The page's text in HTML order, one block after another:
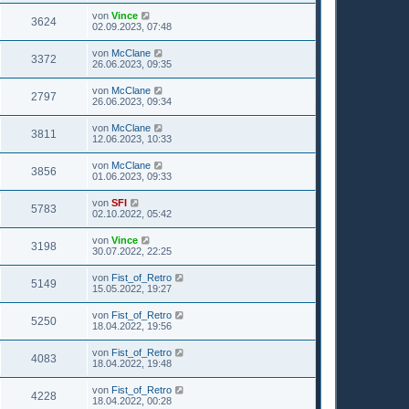
3624 von Vince
02.09.2023, 07:48
3372 von McClane
26.06.2023, 09:35
2797 von McClane
26.06.2023, 09:34
3811 von McClane
12.06.2023, 10:33
3856 von McClane
01.06.2023, 09:33
5783 von SFI
02.10.2022, 05:42
3198 von Vince
30.07.2022, 22:25
5149 von Fist_of_Retro
15.05.2022, 19:27
5250 von Fist_of_Retro
18.04.2022, 19:56
4083 von Fist_of_Retro
18.04.2022, 19:48
4228 von Fist_of_Retro
18.04.2022, 00:28